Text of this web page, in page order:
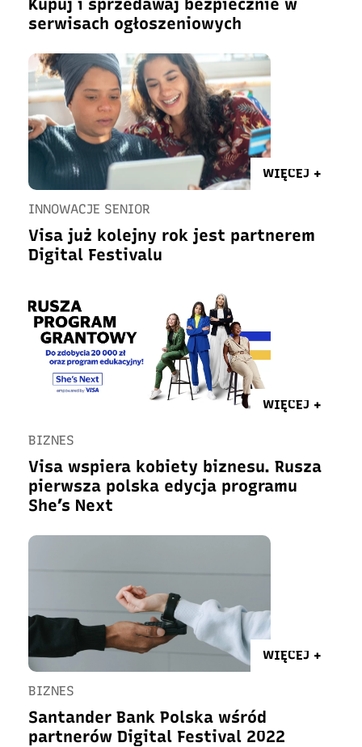
Kupuj i sprzedawaj bezpiecznie w
serwisach ogłoszeniowych
WIĘCEJ +
INNOWACJE SENIOR
Visa już kolejny rok jest partnerem
Digital Festivalu
WIĘCEJ +
BIZNES
Visa wspiera kobiety biznesu. Rusza
pierwsza polska edycja programu
She’s Next
WIĘCEJ +
BIZNES
Santander Bank Polska wśród
partnerów Digital Festival 2022